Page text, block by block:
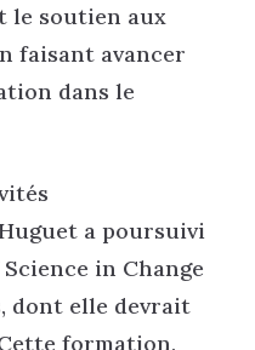
le soutien aux
faisant avancer
dans le
a poursuivi
in Change
dont elle devrait
formation,